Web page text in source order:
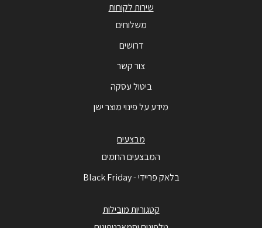
שירות לקוחות
משלוחים
דרושים
צור קשר
ביטול עסקה
מידע על פינוי מוצר ישן
מבצעים
המבצעים החמים
בלאק פריידי - Black Friday
קטגוריות מובילות